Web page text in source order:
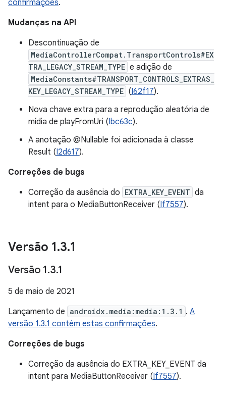
confirmações.
Mudanças na API
Descontinuação de
MediaControllerCompat.TransportControls#EX
TRA_LEGACY_STREAM_TYPE e adição de
MediaConstants#TRANSPORT_CONTROLS_EXTRAS_
KEY_LEGACY_STREAM_TYPE (I62f17).
Nova chave extra para a reprodução aleatória de
mídia de playFromUri (Ibc63c).
A anotação @Nullable foi adicionada à classe
Result (I2d617).
Correções de bugs
Correção da ausência do EXTRA_KEY_EVENT da
intent para o MediaButtonReceiver (If7557).
Versão 1.3.1
Versão 1.3.1
5 de maio de 2021
Lançamento de androidx.media:media:1.3.1 . A
versão 1.3.1 contém estas confirmações.
Correções de bugs
Correção da ausência do EXTRA_KEY_EVENT da
intent para MediaButtonReceiver (If7557).